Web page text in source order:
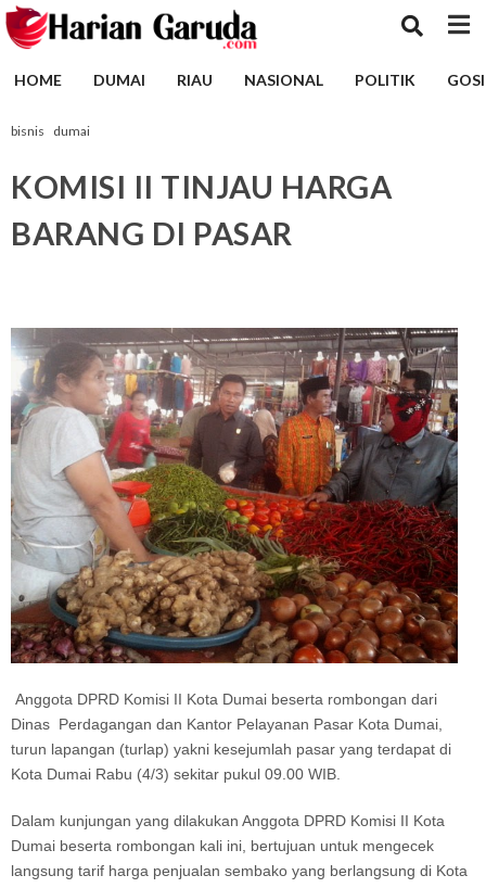
HOME DUMAI RIAU NASIONAL POLITIK
bisnis dumai
KOMISI II TINJAU HARGA
BARANG DI PASAR
Anggota DPRD Komisi II Kota Dumai beserta rombongan dari
Dinas Perdagangan dan Kantor Pelayanan Pasar Kota Dumai,
turun lapangan (turlap) yakni kesejumlah pasar yang terdapat di
Kota Dumai Rabu (4/3) sekitar pukul 09.00 WIB.
Dalam kunjungan yang dilakukan Anggota DPRD Komisi II Kota
Dumai beserta rombongan kali ini, bertujuan untuk mengecek
langsung tarif harga penjualan sembako yang berlangsung di Kota